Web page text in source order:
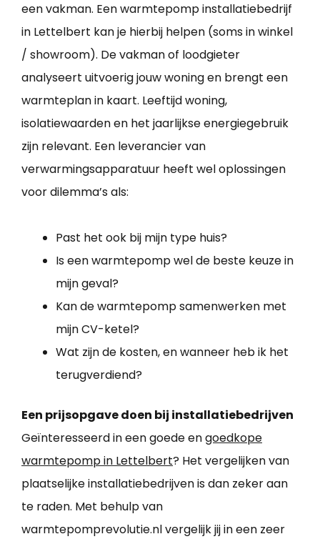
een vakman. Een warmtepomp installatiebedrijf
in Lettelbert kan je hierbij helpen (soms in winkel
/ showroom). De vakman of loodgieter
analyseert uitvoerig jouw woning en brengt een
warmteplan in kaart. Leeftijd woning,
isolatiewaarden en het jaarlijkse energiegebruik
zijn relevant. Een leverancier van
verwarmingsapparatuur heeft wel oplossingen
voor dilemma’s als:
Past het ook bij mijn type huis?
Is een warmtepomp wel de beste keuze in
mijn geval?
Kan de warmtepomp samenwerken met
mijn CV-ketel?
Wat zijn de kosten, en wanneer heb ik het
terugverdiend?
Een prijsopgave doen bij installatiebedrijven
Geïnteresseerd in een goede engoedkope
warmtepomp in Lettelbert? Het vergelijken van
plaatselijke installatiebedrijven is dan zeker aan
te raden. Met behulp van
warmtepomprevolutie.nl vergelijk jij in een zeer